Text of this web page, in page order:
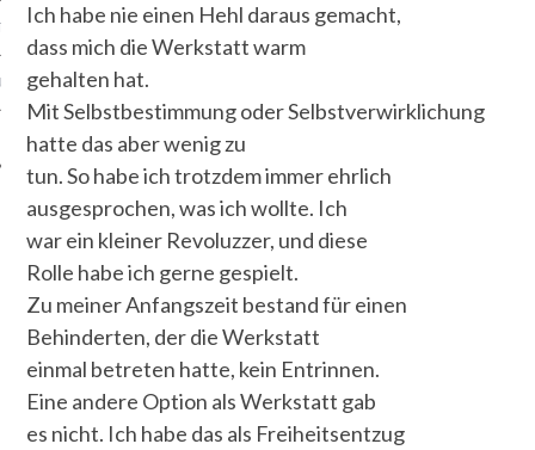
Ich habe nie einen Hehl daraus gemacht,
dass mich die Werkstatt warm
gehalten hat.
Mit Selbstbestimmung oder Selbstverwirklichung
hatte das aber wenig zu
tun. So habe ich trotzdem immer ehrlich
ausgesprochen, was ich wollte. Ich
war ein kleiner Revoluzzer, und diese
Rolle habe ich gerne gespielt.
Zu meiner Anfangszeit bestand für einen
Behinderten, der die Werkstatt
einmal betreten hatte, kein Entrinnen.
Eine andere Option als Werkstatt gab
es nicht. Ich habe das als Freiheitsentzug